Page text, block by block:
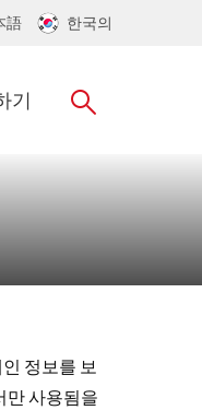
語 한국의
기
정보를 보
만 사용됨을